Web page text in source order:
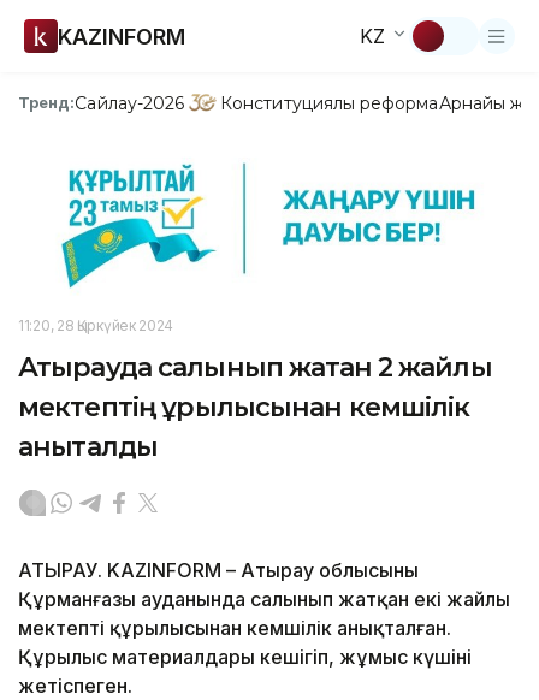
KAZINFORM KZ
Тренд:Сайлау-2026 Конституциялық реформаАрнайы
11:20, 28 Қыркүйек 2024
Атырауда салынып жатқан 2 жайлы
мектептің құрылысынан кемшілік
анықталды
АТЫРАУ. KAZINFORM – Атырау облысының
Құрманғазы ауданында салынып жатқан екі жайлы
мектептің құрылысынан кемшілік анықталған.
Құрылыс материалдары кешігіп, жұмыс күшінің
жетіспеген.